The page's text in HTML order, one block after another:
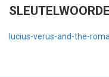
lucius-verus-and-the-